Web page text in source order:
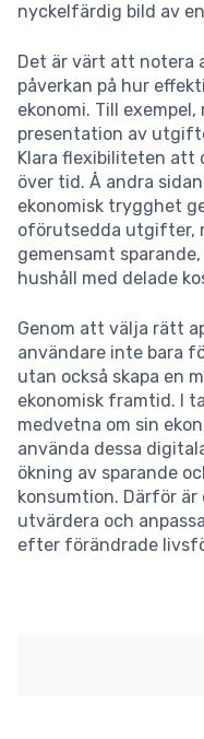
nyckelfärdig bild av
Det är värt att notera
påverkan på hur
ekonomi. Till exempel,
presentation av
Klara flexibiliteten att
över tid. Å andra
ekonomisk trygghet
oförutsedda utgifter,
gemensamt
hushåll med delade
Genom att välja rätt
användare inte bara
utan också skapa en
ekonomisk framtid. I
medvetna om sin
använda dessa
ökning av sparande
konsumtion. Därför
utvärdera och
efter förändrade